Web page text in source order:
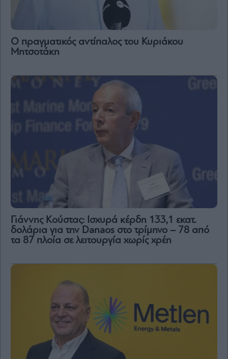
Ο πραγματικός αντίπαλος του Κυριάκου
Μητσοτάκη
Γιάννης Κούστας: Ισχυρά κέρδη 133,1 εκατ.
δολάρια για την Danaos στο τρίμηνο – 78 από
τα 87 πλοία σε λειτουργία χωρίς χρέη